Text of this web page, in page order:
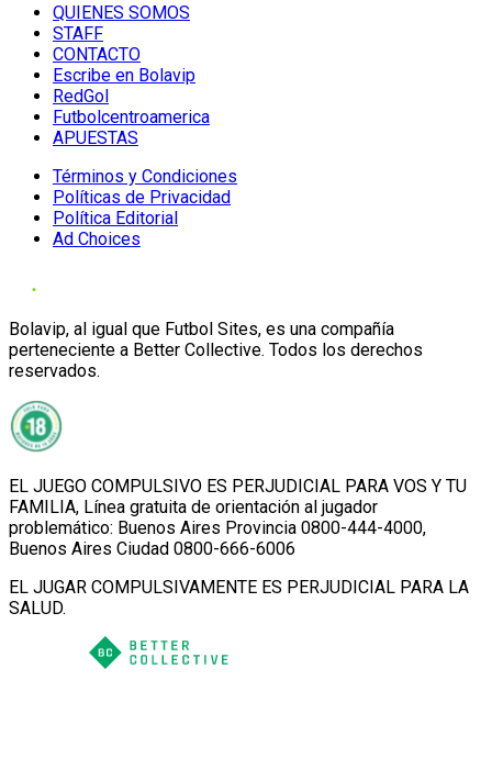
QUIENES SOMOS
STAFF
CONTACTO
Escribe en Bolavip
RedGol
Futbolcentroamerica
APUESTAS
Términos y Condiciones
Políticas de Privacidad
Política Editorial
Ad Choices
Bolavip, al igual que Futbol Sites, es una compañía
perteneciente a Better Collective. Todos los derechos
reservados.
EL JUEGO COMPULSIVO ES PERJUDICIAL PARA VOS Y TU
FAMILIA, Línea gratuita de orientación al jugador
problemático: Buenos Aires Provincia 0800-444-4000,
Buenos Aires Ciudad 0800-666-6006
EL JUGAR COMPULSIVAMENTE ES PERJUDICIAL PARA LA
SALUD.